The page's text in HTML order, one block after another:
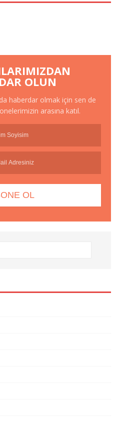
OLUN
haberdar olmak için sen de
arasına katıl.